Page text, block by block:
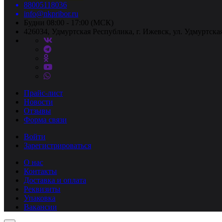
88005118036
info@nkpribor.ru
Будни 08:00 - 17:00 (МСК)
426034, Удмуртская Республика, г. Ижевск, ул.
Прайс-лист
Новости
Отзывы
Форма связи
Войти
Зарегистрироваться
О нас
Контакты
Доставка и оплата
Реквизиты
Упаковка
Вакансии